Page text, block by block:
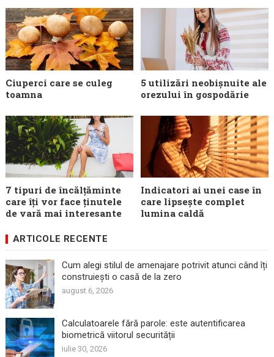
Ciuperci care se culeg
toamna
5 utilizări neobișnuite ale
orezului în gospodărie
7 tipuri de încălțăminte
care îți vor face ținutele
de vară mai interesante
Indicatori ai unei case în
care lipsește complet
lumina caldă
ARTICOLE RECENTE
Cum alegi stilul de amenajare potrivit atunci când îți
construiești o casă de la zero
august 6, 2026
Calculatoarele fără parole: este autentificarea
biometrică viitorul securității
iulie 30, 2026